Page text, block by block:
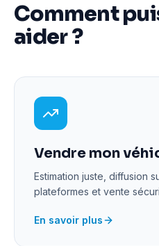
Comment
aider ?
Vendre mon
Estimation juste, diffusion
plateformes et vente
En savoir plus